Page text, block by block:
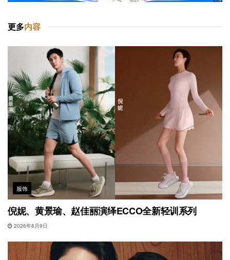
更多内容
服饰
倪妮、黄景瑜、赵佳丽演绎ECCO全新轻训系列
2026年8月9日